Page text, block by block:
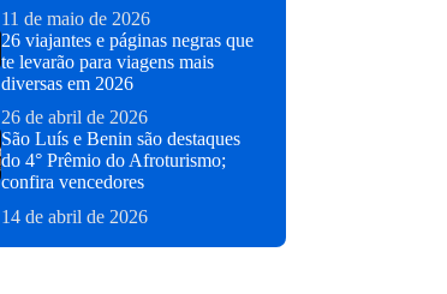
11 de maio de 2026
26 viajantes e páginas negras que
te levarão para viagens mais
diversas em 2026
26 de abril de 2026
São Luís e Benin são destaques
do 4° Prêmio do Afroturismo;
confira vencedores
14 de abril de 2026